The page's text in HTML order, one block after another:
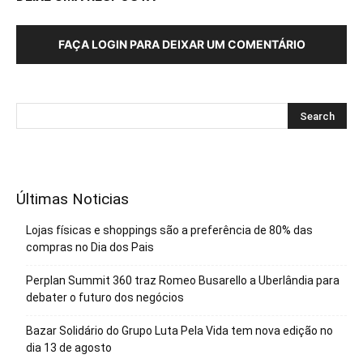
FAÇA LOGIN PARA DEIXAR UM COMENTÁRIO
Últimas Noticias
Lojas físicas e shoppings são a preferência de 80% das
compras no Dia dos Pais
Perplan Summit 360 traz Romeo Busarello a Uberlândia para
debater o futuro dos negócios
Bazar Solidário do Grupo Luta Pela Vida tem nova edição no
dia 13 de agosto